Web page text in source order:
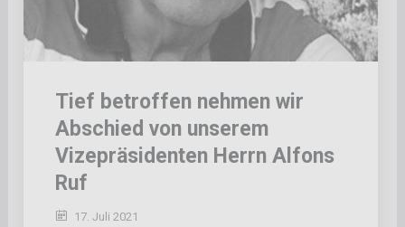
Tief betroffen nehmen wir
Abschied von unserem
Vizepräsidenten Herrn Alfons
Ruf
17. Juli 2021